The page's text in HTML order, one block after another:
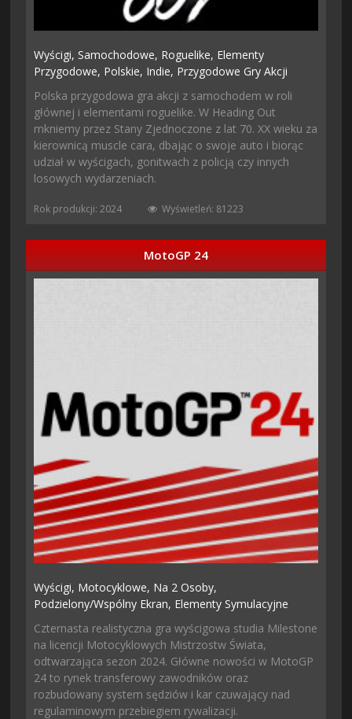
Wyścigi,Samochodowe, Roguelike, Elementy
Przygodowe, Polskie, Indie, Przygodowe Gry Akcji
Polska przygodowa gra akcji z samochodem w roli
głównej i elementami roguelike. W Heading Out
mkniemy przez Stany Zjednoczone z lat 70. XX wieku za
kierownicą muscle cara, dbając o swoje auto i biorąc
udział w wyścigach, gonitwach z policją czy innych
losowych wydarzeniach.
Rok produkcji: 2024 Wyświetleń: 81223
MotoGP 24
Wyścigi, Motocyklowe, Na 2 Osoby,
Podzielony/wspólny Ekran, Elementy Symulacyjne
Czternasta realistyczna gra wyścigowa studia Milestone
na licencji Motocyklowych Mistrzostw Świata,
odtwarzająca sezon 2024. Główne nowości w MotoGP
24 to rynek transferowy zawodników oraz
rozbudowany system sędziów i kar czuwający nad
regulaminowym przebiegiem rywalizacji.